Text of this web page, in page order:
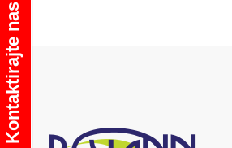
Kontaktirajte nas